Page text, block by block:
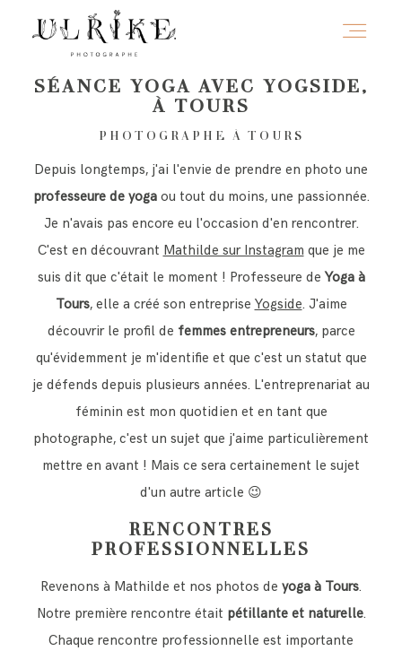
SÉANCE YOGA AVEC YOGSIDE,
À TOURS
PHOTOGRAPHE À TOURS
Depuis longtemps, j'ai l'envie de prendre en photo une
professeure de yogaou tout du moins, une passionnée.
Je n'avais pas encore eu l'occasion d'en rencontrer.
C'est en découvrant Mathilde sur Instagram que je me
suis dit que c'était le moment ! Professeure de Yoga à
Tours, elle a créé son entreprise Yogside. J'aime
découvrir le profil de femmes entrepreneurs, parce
qu'évidemment je m'identifie et que c'est un statut que
je défends depuis plusieurs années. L'entreprenariat au
féminin est mon quotidien et en tant que
photographe, c'est un sujet que j'aime particulièrement
mettre en avant ! Mais ce sera certainement le sujet
d'un autre article 😉
RENCONTRES
PROFESSIONNELLES
Revenons à Mathilde et nos photos de yoga à Tours.
Notre première rencontre était pétillante et naturelle.
Chaque rencontre professionnelle est importante
HOME
PORTFOLIO
JOURNAL
CONTACT